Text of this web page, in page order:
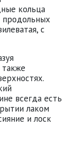
кольца
продольных
с
всегда есть
лаком
и лоск